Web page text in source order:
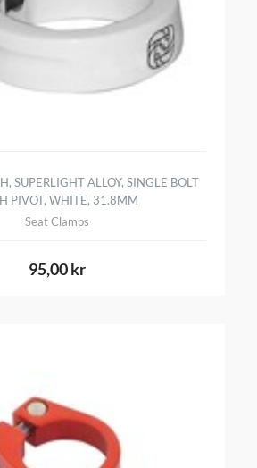
SUPERLIGHT ALLOY, SINGLE BOLT
PIVOT, WHITE, 31.8MM
Seat Clamps
95,00 kr